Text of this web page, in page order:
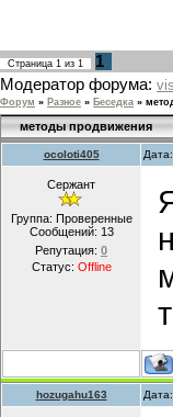
Страница 1 из 1
1
Модератор форума:
Форум » Разное » Беседка »
методы продвижения
ocoloti405
Сержант
Группа: Проверенные
Сообщений: 13
Репутация: 0
Статус: Offline
hozugahu163